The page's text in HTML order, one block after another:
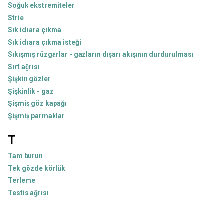
Soğuk ekstremiteler
Strie
Sık idrara çıkma
Sık idrara çıkma isteği
Sıkışmış rüzgarlar - gazların dışarı akışının durdurulması
Sırt ağrısı
Şişkin gözler
Şişkinlik - gaz
Şişmiş göz kapağı
Şişmiş parmaklar
T
Tam burun
Tek gözde körlük
Terleme
Testis ağrısı